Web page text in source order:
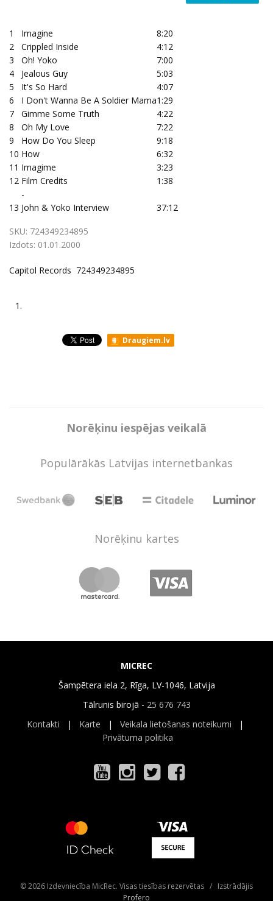
1 Imagine
8:20
2
Crippled Inside
4:12
3
Oh! Yoko
7:00
4
Jealous Guy
5:03
5
It's So Hard
4:07
6
I Don't Wanna Be A Soldier Mama1:29
7
Gimme Some Truth
4:22
8
Oh My Love
7:22
9
How Do You Sleep
9:18
10 How
6:32
11 Imagime
3:23
12 Film Credits
1:38
-
13 John & Yoko Interview 37:12
SKU: 724349234895
Izdots: 01.01.2000
Capitol Records 724349234895
1.
Draugiem.lv
Norēķinu iespējas veikalā
Populārākās Latvijas internetbankas
Norēķinu kartes
MICREC
Šampētera iela 2, Rīga, LV-1046, Latvija
Tālrunis birojā - 25 676 743
Kontakti | Karte | Veikala lietošanas noteikumi |
Privātuma politika
© 2026 Izdevniecība MicRec. Visas tiesības rezervētas / Izstrādājis
Profero